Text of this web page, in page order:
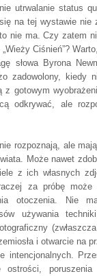
utrwalanie status
na tej wystawie nie
nie ma. Czy zatem
Ciśnień”?
słowa Byrona
zadowolony, kiedy
z gotowym
odkrywać, ale
rozpoznają, ale
Może nawet
z ich własnych
za próbę może
otoczenia. Nie
używania
i otwarcie na
intencjonalnych.
ostrości,